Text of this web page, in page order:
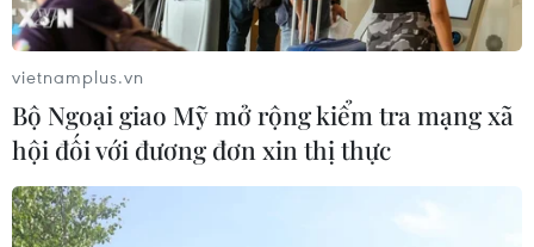
vietnamplus.vn
Bộ Ngoại giao Mỹ mở rộng kiểm tra mạng xã
hội đối với đương đơn xin thị thực